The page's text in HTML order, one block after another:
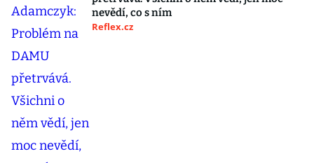
nevědí, co s ním
Reflex.cz